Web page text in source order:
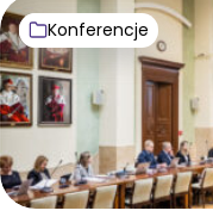
Aktualności
Konferencje